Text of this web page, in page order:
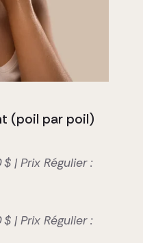
de son
à notre
pour leur
soins
(poil par poil)
| Prix Régulier :
| Prix Régulier :